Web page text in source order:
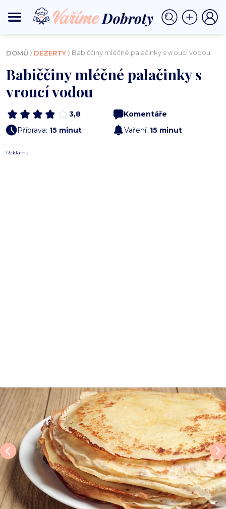
DOMŮ ⟩ DEZERTY ⟩ Babiččiny mléčné palačinky s vroucí vodou
Babiččiny mléčné palačinky s
vroucí vodou
3,8
Komentáře
Příprava: 15 minut Vaření: 15 minut
Reklama